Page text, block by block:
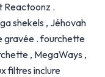
Reactoonz .
shekels , Jéhovah
gravée . fourchette
, MegaWays ,
filtres inclure